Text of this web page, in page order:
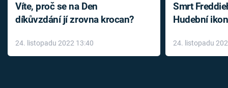
Víte, proč se na Den
díkůvzdání jí zrovna krocan?
24. listopadu 2022 13:40
Smrt
Hudební
léky
24. listopadu